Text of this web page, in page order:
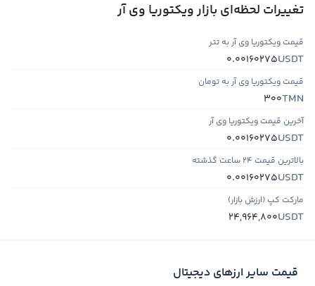
تغییرات لحظه‌ای بازار ویکتوریا وی آر
قیمت ویکتوریا وی آر به تتر
USDT
0.00160275
قیمت ویکتوریا وی آر به تومان
TMN
300
آخرین قیمت ویکتوریا وی آر
USDT
0.00160275
بالاترین قیمت ۲۴ ساعت گذشته
USDT
0.00160275
مارکت کپ (ارزش بازار)
USDT
24,964,800
قیمت سایر ارزهای دیجیتال